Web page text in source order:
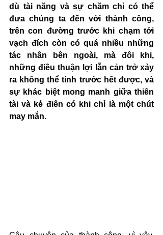
dù tài năng và sự chăm chỉ có thể
đưa chúng ta đến với thành công,
trên con đường trước khi chạm tới
vạch đích còn có quá nhiều những
tác nhân bên ngoài, mà đôi khi,
những điều thuận lợi lẫn cản trở xảy
ra không thể tính trước hết được, và
sự khác biệt mong manh giữa thiên
tài và kẻ điên có khi chỉ là một chút
may mắn.